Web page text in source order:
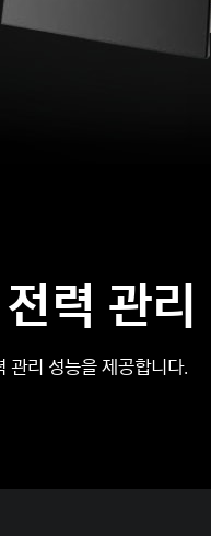
력 관리
관리 성능을 제공합니다.